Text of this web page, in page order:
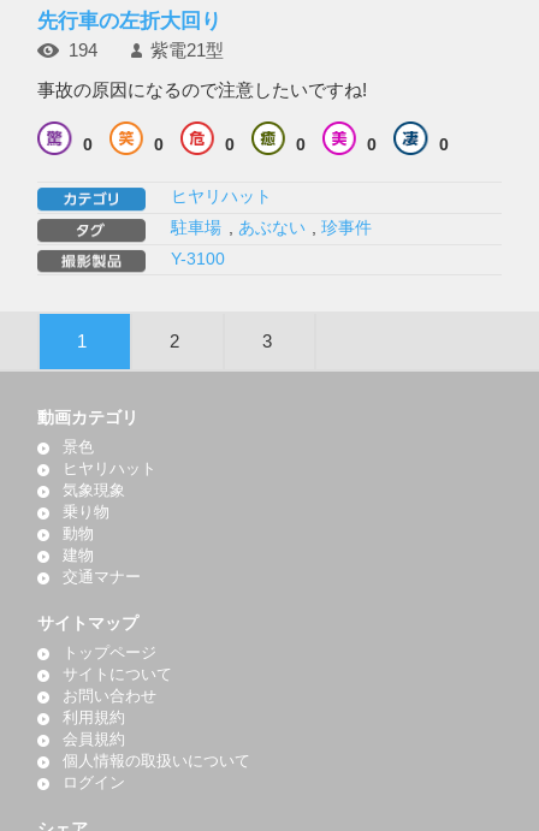
先行車の左折大回り
194 紫電21型
事故の原因になるので注意したいですね!
0 0 0 0 0 0
ヒヤリハット
駐車場
あぶない ,珍事件
Y-3100
1 2 3
動画カテゴリ
景色
ヒヤリハット
気象現象
乗り物
動物
建物
交通マナー
サイトマップ
トップページ
サイトについて
お問い合わせ
利用規約
会員規約
個人情報の取扱いについて
ログイン